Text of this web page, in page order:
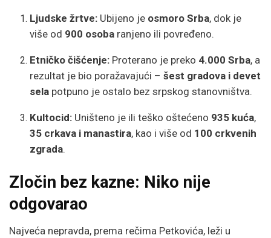
Ljudske žrtve: Ubijeno je osmoro Srba, dok je
više od 900 osoba ranjeno ili povređeno.
Etničko čišćenje: Proterano je preko 4.000 Srba, a
rezultat je bio poražavajući –šest gradova i devet
sela potpuno je ostalo bez srpskog stanovništva.
Kultocid: Uništeno je ili teško oštećeno 935 kuća,
35 crkava i manastira, kao i više od 100 crkvenih
zgrada.
Zločin bez kazne: Niko nije
odgovarao
Najveća nepravda, prema rečima Petkovića, leži u